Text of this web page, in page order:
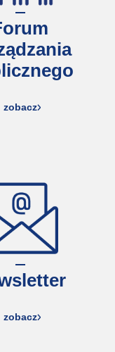
zobacz
zobacz